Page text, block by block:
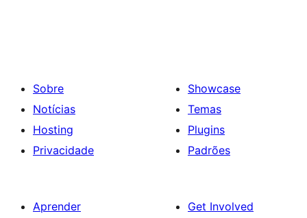
Sobre
Notícias
Hosting
Privacidade
Showcase
Temas
Plugins
Padrões
Aprender
Get Involved